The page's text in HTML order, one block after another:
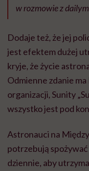
w rozmowie z
Dodaje też, że jej
jest efektem dużej
kryje, że życie
Odmienne zdanie
organizacji, Sunity
wszystko jest pod
Astronauci na
potrzebują
dziennie, aby